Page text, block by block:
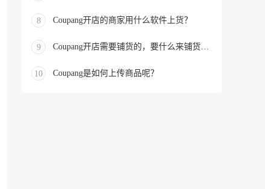
8 Coupang开店的商家用什么软件上货？
9
10 Coupang是如何上传商品呢？